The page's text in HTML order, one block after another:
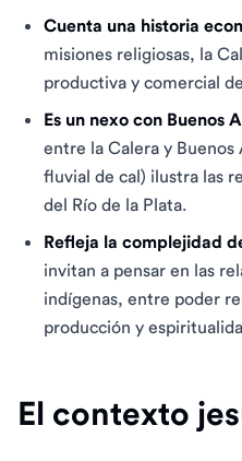
Cuenta una historia
misiones religiosas, la
productiva y comercial
Es un nexo con Buenos
entre la Calera y
fluvial de cal) ilustra las
del Río de la Plata.
Refleja la complejidad
invitan a pensar en las
indígenas, entre poder
producción y
El contexto